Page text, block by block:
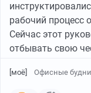
рабочий процесс
Сейчас этот
отбывать свою
[моё] Офисные будни